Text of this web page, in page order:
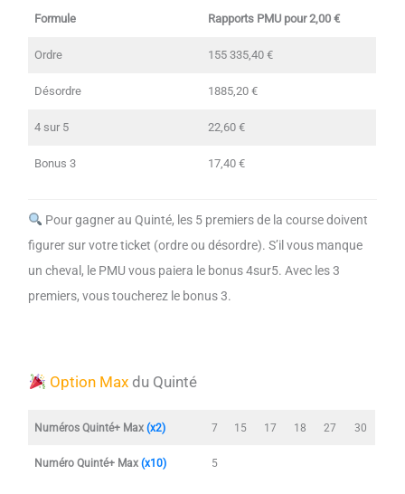
Formule Rapports PMU pour 2,00 €
Ordre 155 335,40 €
Désordre 1885,20 €
4 sur 5 22,60 €
Bonus 3 17,40 €
Pour gagner au Quinté, les 5 premiers de la course doivent
figurer sur votre ticket (ordre ou désordre). S’il vous manque
un cheval, le PMU vous paiera le bonus 4sur5. Avec les 3
premiers, vous toucherez le bonus 3.
Option Maxdu Quinté
Numéros Quinté+ Max(x2) 7 15 17 18 27 30
Numéro Quinté+ Max(x10) 5